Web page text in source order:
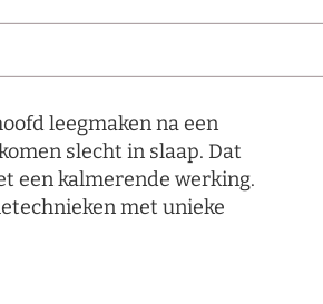
leegmaken na een
slecht in slaap. Dat
een kalmerende werking.
met unieke